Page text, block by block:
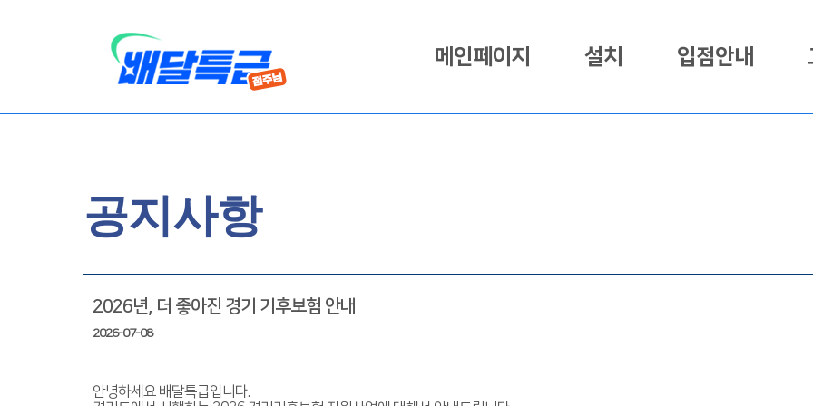
메인페이지 설치 입점안내
공지사항
2026년, 더 좋아진 경기 기후보험 안내
2026-07-08
안녕하세요 배달특급입니다.